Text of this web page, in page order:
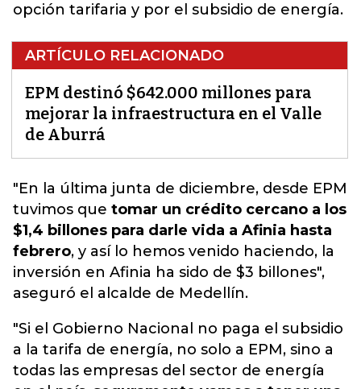
opción tarifaria y por el subsidio de energía.
ARTÍCULO RELACIONADO
EPM destinó $642.000 millones para
mejorar la infraestructura en el Valle
de Aburrá
"En la última junta de diciembre, desde EPM
tuvimos que tomar un crédito cercano a los
$1,4 billones para darle vida a Afinia hasta
febrero, y así lo hemos venido haciendo, la
inversión en Afinia ha sido de $3 billones",
aseguró el alcalde de Medellín.
"Si el Gobierno Nacional no paga el subsidio
a la tarifa de energía, no solo a EPM, sino a
todas las empresas del sector de energía